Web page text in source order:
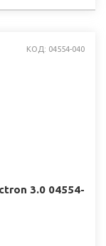
КОД: 04554-040
3.0 04554-